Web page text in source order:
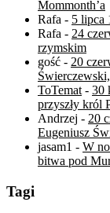
Mommonth’a
Rafa - 5 lipca
Rafa - 24
rzymskim
gość - 20
ToTemat - 30
przyszły król
Andrzej - 20
Eugeniusz
jasam1 - W
bitwa pod
Tagi